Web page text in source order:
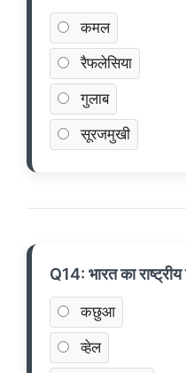
कमल
रैफलेसिया
गुलाब
सूरजमुखी
Q14: भारत का
कछुआ
व्हेल